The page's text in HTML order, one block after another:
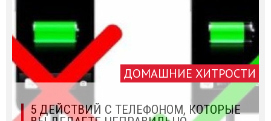
ДОМАШНИЕ ХИТРОСТИ
5 ДЕЙСТВИЙ С ТЕЛЕФОНОМ, КОТОРЫЕ